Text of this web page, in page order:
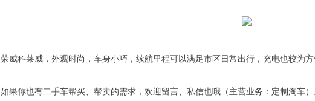
荣威科莱威，外观时尚，车身小巧，续航里程可以满足市区日常出行，充电也较为方
如果你也有二手车帮买、帮卖的需求，欢迎留言、私信也哦（主营业务：定制淘车）